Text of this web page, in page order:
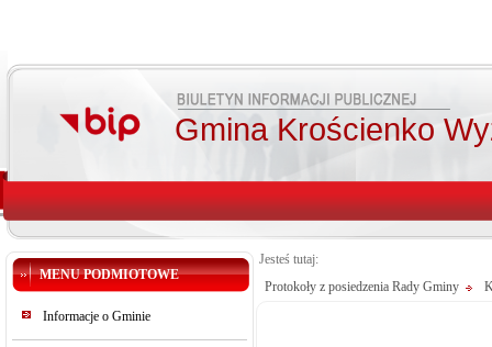
Gmina Krościenko
MENU PODMIOTOWE
Informacje o Gminie
Jesteś tutaj:
Protokoły z posiedzenia Rady Gminy